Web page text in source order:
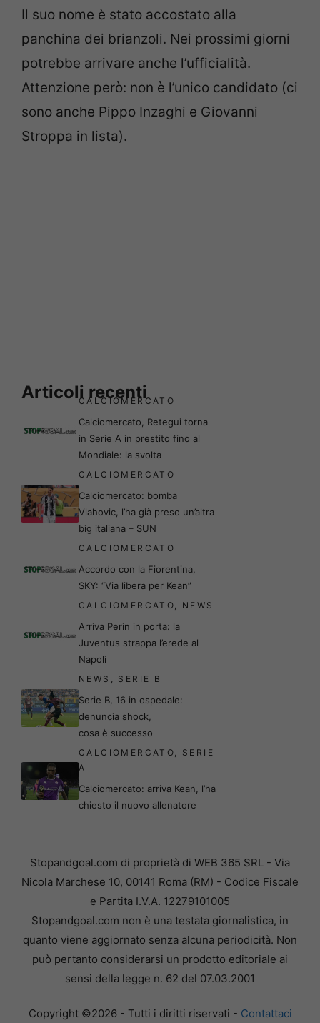
Il suo nome è stato accostato alla
panchina dei brianzoli. Nei prossimi giorni
potrebbe arrivare anche l’ufficialità.
Attenzione però: non è l’unico candidato (ci
sono anche Pippo Inzaghi e Giovanni
Stroppa in lista).
Articoli recenti
CALCIOMERCATO
Calciomercato, Retegui torna
in Serie A in prestito fino al
Mondiale: la svolta
CALCIOMERCATO
Calciomercato: bomba
Vlahovic, l’ha già preso un’altra
big italiana – SUN
CALCIOMERCATO
Accordo con la Fiorentina,
SKY: “Via libera per Kean”
CALCIOMERCATO NEWS
Arriva Perin in porta: la
Juventus strappa l’erede al
Napoli
NEWS SERIE B
Serie B, 16 in ospedale:
denuncia shock,
cosa è successo
CALCIOMERCATO
SERIE
A
Calciomercato: arriva Kean, l’ha
chiesto il nuovo allenatore
Stopandgoal.com di proprietà di WEB 365 SRL - Via
Nicola Marchese 10, 00141 Roma (RM) - Codice Fiscale
e Partita I.V.A. 12279101005
Stopandgoal.com non è una testata giornalistica, in
quanto viene aggiornato senza alcuna periodicità. Non
può pertanto considerarsi un prodotto editoriale ai
sensi della legge n. 62 del 07.03.2001
Copyright ©2026 - Tutti i diritti riservati - Contattaci